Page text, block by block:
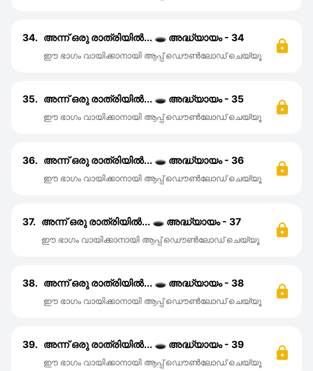
34. അന്ന് ഒരു രാത്രിയിൽ... 🕳️ അദ്ധ്യായം - 34
ഈ ഭാഗം വായിക്കാനായി ആപ്പ് ഡൌൺലോഡ് ചെയ്യൂ
35. അന്ന് ഒരു രാത്രിയിൽ... 🕳️ അദ്ധ്യായം - 35
ഈ ഭാഗം വായിക്കാനായി ആപ്പ് ഡൌൺലോഡ് ചെയ്യൂ
36. അന്ന് ഒരു രാത്രിയിൽ... 🕳️ അദ്ധ്യായം - 36
ഈ ഭാഗം വായിക്കാനായി ആപ്പ് ഡൌൺലോഡ് ചെയ്യൂ
37. അന്ന് ഒരു രാത്രിയിൽ... 🕳️ അദ്ധ്യായം - 37
ഈ ഭാഗം വായിക്കാനായി ആപ്പ് ഡൌൺലോഡ് ചെയ്യൂ
38. അന്ന് ഒരു രാത്രിയിൽ... 🕳️ അദ്ധ്യായം - 38
ഈ ഭാഗം വായിക്കാനായി ആപ്പ് ഡൌൺലോഡ് ചെയ്യൂ
39. അന്ന് ഒരു രാത്രിയിൽ... 🕳️ അദ്ധ്യായം - 39
ഈ ഭാഗം വായിക്കാനായി ആപ്പ് ഡൌൺലോഡ് ചെയ്യൂ